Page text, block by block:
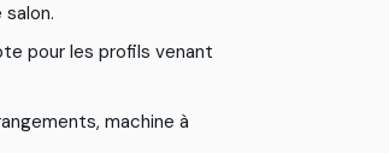
salon.
te pour les profls venant
angements, machine à